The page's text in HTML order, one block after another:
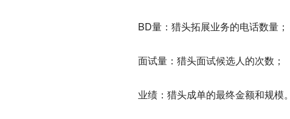
BD量：猎头拓展业务的电话数量；
面试量：猎头面试候选人的次数；
业绩：猎头成单的最终金额和规模。